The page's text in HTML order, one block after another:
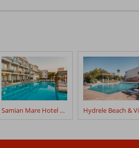
Samian Mare Hotel Suites & Spa